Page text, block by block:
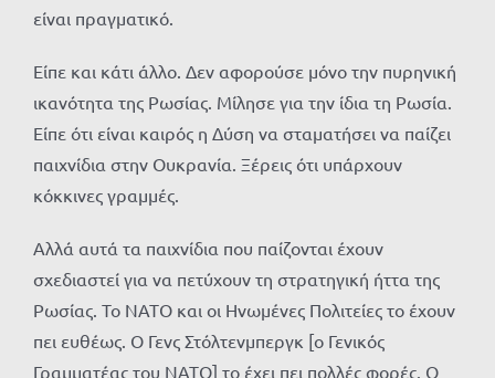
είναι πραγματικό.
Είπε και κάτι άλλο. Δεν αφορούσε μόνο την πυρηνική
ικανότητα της Ρωσίας. Μίλησε για την ίδια τη Ρωσία.
Είπε ότι είναι καιρός η Δύση να σταματήσει να παίζει
παιχνίδια στην Ουκρανία. Ξέρεις ότι υπάρχουν
κόκκινες γραμμές.
Αλλά αυτά τα παιχνίδια που παίζονται έχουν
σχεδιαστεί για να πετύχουν τη στρατηγική ήττα της
Ρωσίας. Το ΝΑΤΟ και οι Ηνωμένες Πολιτείες το έχουν
πει ευθέως. Ο Γενς Στόλτενμπεργκ [ο Γενικός
Γραμματέας του ΝΑΤΟ] το έχει πει πολλές φορές. Ο